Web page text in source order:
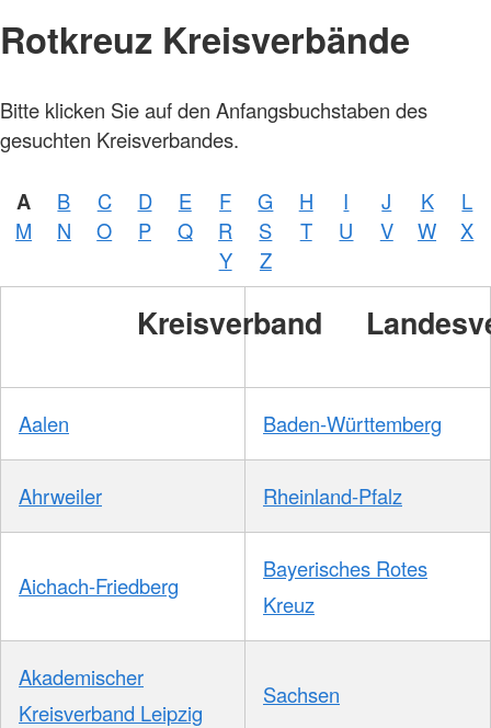
Rotkreuz Kreisverbände
Bitte klicken Sie auf den Anfangsbuchstaben des
gesuchten Kreisverbandes.
A B C D E F G H I J K
L
M
N O P Q R S T U V W
X
Y
Z
Kreisverband
Aalen Baden-Württemberg
Ahrweiler Rheinland-Pfalz
Aichach-Friedberg
Bayerisches Rotes
Kreuz
Akademischer
Kreisverband Leipzig
Sachsen